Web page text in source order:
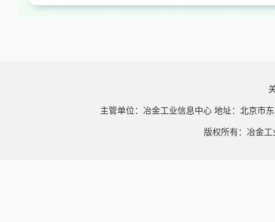
主管单位：冶金工业信息中心 地址：北京市
版权所有：冶金